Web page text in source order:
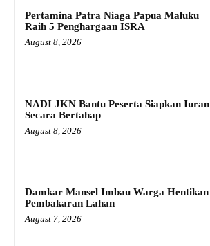
Pertamina Patra Niaga Papua Maluku
Raih 5 Penghargaan ISRA
August 8, 2026
NADI JKN Bantu Peserta Siapkan Iuran
Secara Bertahap
August 8, 2026
Damkar Mansel Imbau Warga Hentikan
Pembakaran Lahan
August 7, 2026